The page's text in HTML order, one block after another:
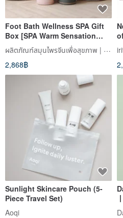
Foot Bath Wellness SPA Gift
Box [SPA Warm Sensation
Foot Bath Bag with 21
Chinese Herbal Circulation
Bath Packets] Home SPA
ผลิตภัณฑ์สมุนไพรจีนเพื่อสุขภาพ | LOMOJI
2,868฿
Sunlight Skincare Pouch (5-
Piece Travel Set)
Aoqi